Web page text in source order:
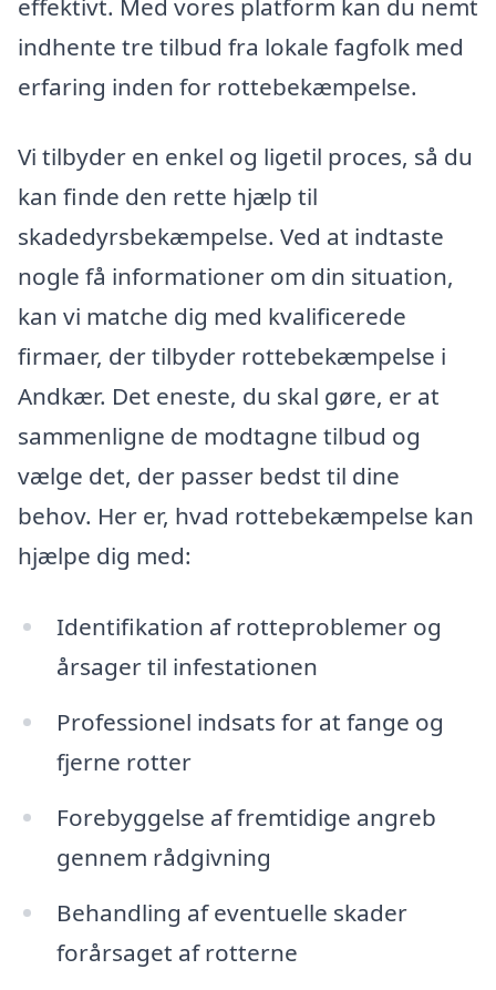
effektivt. Med vores platform kan du nemt
indhente tre tilbud fra lokale fagfolk med
erfaring inden for rottebekæmpelse.
Vi tilbyder en enkel og ligetil proces, så du
kan finde den rette hjælp til
skadedyrsbekæmpelse. Ved at indtaste
nogle få informationer om din situation,
kan vi matche dig med kvalificerede
firmaer, der tilbyder rottebekæmpelse i
Andkær. Det eneste, du skal gøre, er at
sammenligne de modtagne tilbud og
vælge det, der passer bedst til dine
behov. Her er, hvad rottebekæmpelse kan
hjælpe dig med:
Identifikation af rotteproblemer og
årsager til infestationen
Professionel indsats for at fange og
fjerne rotter
Forebyggelse af fremtidige angreb
gennem rådgivning
Behandling af eventuelle skader
forårsaget af rotterne